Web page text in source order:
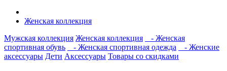
Женская коллекция
Мужская коллекция Женская коллекция
- Женская
спортивная обувь
- Женская спортивная одежда
- Женские
аксессуары Дети Аксессуары Товары со скидками